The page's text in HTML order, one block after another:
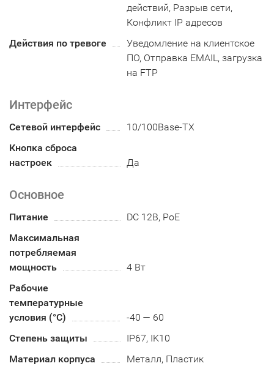
действий, Разрыв сети,
Конфликт IP адресов
Действия по тревоге
Уведомление на клиентское
ПО, Отправка EMAIL, загрузка
на FTP
Интерфейс
Сетевой интерфейс
10/100Base-TX
Кнопка сброса
настроек
Да
Основное
Питание
DC 12В, PoE
Максимальная
потребляемая
мощность
4 Вт
Рабочие
температурные
условия (°С)
-40 — 60
Степень защиты
IP67, IK10
Материал корпуса
Металл, Пластик